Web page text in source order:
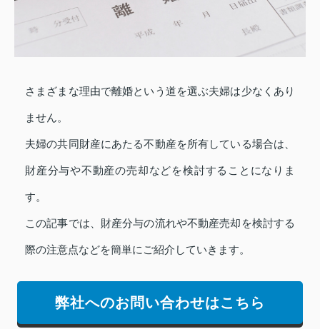
さまざまな理由で離婚という道を選ぶ夫婦は少なくあり
ません。
夫婦の共同財産にあたる不動産を所有している場合は、
財産分与や不動産の売却などを検討することになりま
す。
この記事では、財産分与の流れや不動産売却を検討する
際の注意点などを簡単にご紹介していきます。
弊社へのお問い合わせはこちら